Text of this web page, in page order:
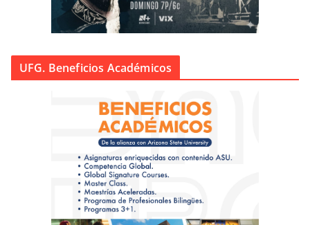
UFG. Beneficios Académicos